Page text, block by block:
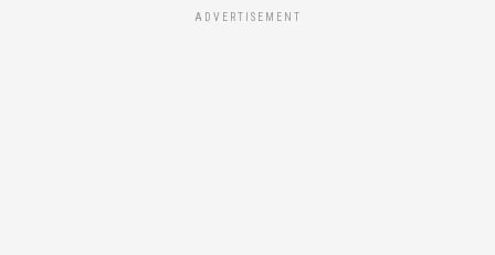
ADVERTISEMENT